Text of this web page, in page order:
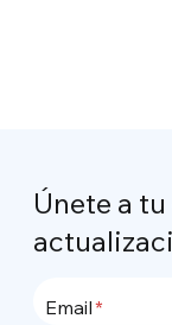
Únete a
Email